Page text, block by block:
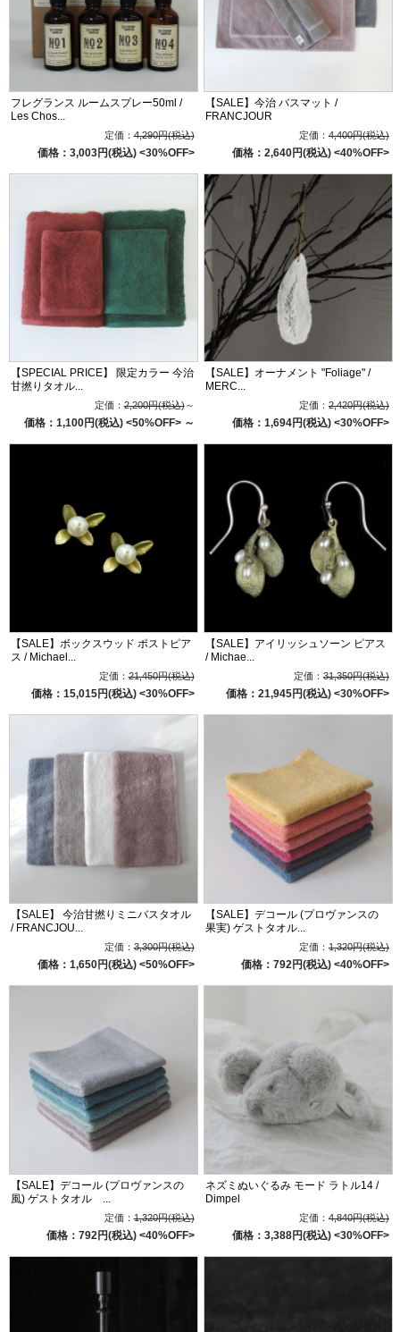
フレグランス ルームスプレー50ml /
Les Chos...
定価：4,290円(税込)
価格：3,003円(税込) <30%OFF>
【SALE】今治 バスマット /
FRANCJOUR
定価： 4,400円(税込)
価格：2,640円(税込) <40%OFF>
【SPECIAL PRICE】 限定カラー 今治
甘撚りタオル...
定価：2,200円(税込)～
価格：1,100円(税込) <50%OFF> ～
【SALE】オーナメント "Foliage" /
MERC...
定価： 2,420円(税込)
価格：1,694円(税込) <30%OFF>
【SALE】ボックスウッド ポストピア
ス / Michael...
定価：21,450円(税込)
価格：15,015円(税込) <30%OFF>
【SALE】アイリッシュソーン ピアス
/ Michae...
定価： 31,350円(税込)
価格：21,945円(税込) <30%OFF>
【SALE】 今治甘撚りミニバスタオル
/ FRANCJOU...
定価：3,300円(税込)
価格：1,650円(税込) <50%OFF>
【SALE】デコール (プロヴァンスの
果実) ゲストタオル...
定価： 1,320円(税込)
価格：792円(税込) <40%OFF>
【SALE】デコール (プロヴァンスの
風) ゲストタオル ...
定価：1,320円(税込)
価格：792円(税込) <40%OFF>
ネズミぬいぐるみ モード ラトル14 /
Dimpel
定価： 4,840円(税込)
価格：3,388円(税込) <30%OFF>